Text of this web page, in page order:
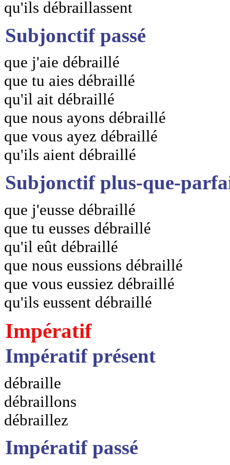
qu'ils débraillassent
Subjonctif passé
que j'aie débraillé
que tu aies débraillé
qu'il ait débraillé
que nous ayons débraillé
que vous ayez débraillé
qu'ils aient débraillé
Subjonctif plus-que-
que j'eusse débraillé
que tu eusses débraillé
qu'il eût débraillé
que nous eussions débraillé
que vous eussiez débraillé
qu'ils eussent débraillé
Impératif
Impératif présent
débraille
débraillons
débraillez
Impératif passé